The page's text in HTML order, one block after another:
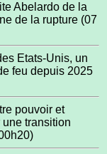
Abelardo de la
de la rupture (07
Etats-Unis, un
feu depuis 2025
pouvoir et
transition